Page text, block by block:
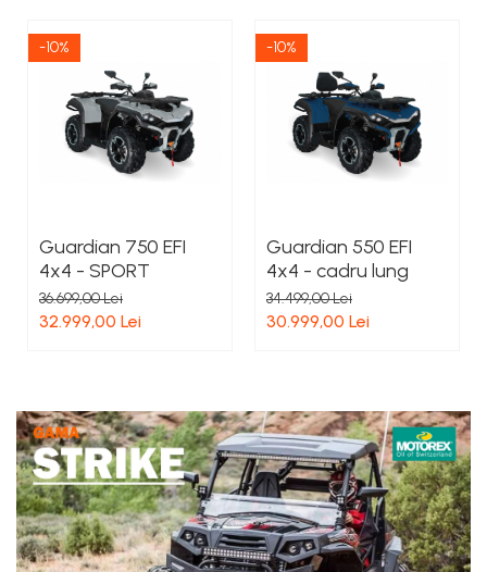
-10%
Guardian 750 EFI
4x4 - SPORT
36.699,00 Lei
32.999,00 Lei
-10%
Guardian 550 EFI
4x4 - cadru lung
34.499,00 Lei
30.999,00 Lei